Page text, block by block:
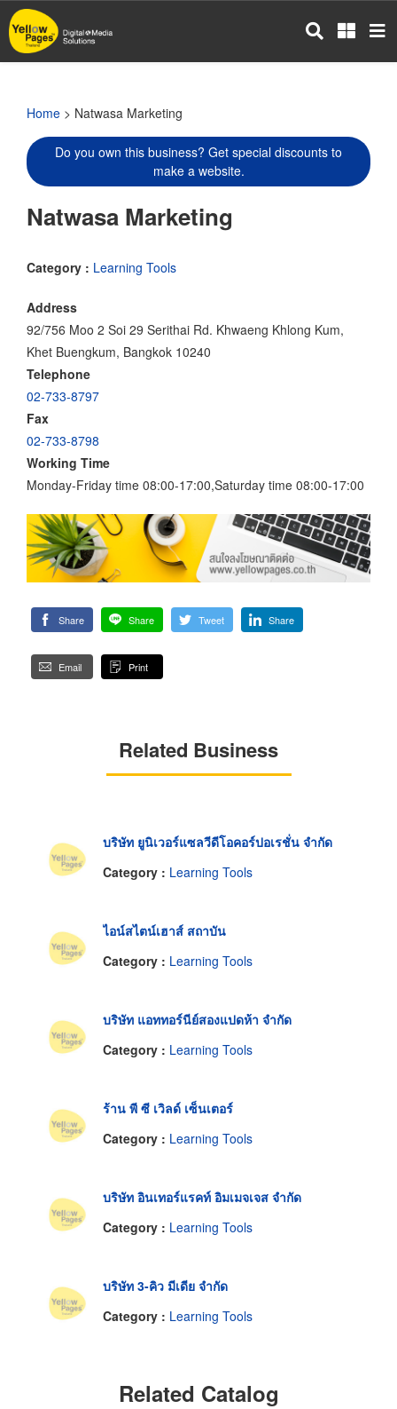
Skip
to
main
Home > Natwasa Marketing
Do you own this business? Get special discounts to
make a website.
Natwasa Marketing
Category : Learning Tools
Address
92/756 Moo 2 Soi 29 Serithai Rd. Khwaeng Khlong Kum,
Khet Buengkum, Bangkok 10240
Telephone
02-733-8797
Fax
02-733-8798
Working Time
Monday-Friday time 08:00-17:00,Saturday time 08:00-17:00
Share Share Tweet Share
Email Print
Related Business
บริษัท ยูนิเวอร์แซลวีดีโอคอร์ปอเรชั่น จำกัด
Category : Learning Tools
ไอน์สไตน์เฮาส์ สถาบัน
Category : Learning Tools
บริษัท แอททอร์นีย์สองแปดห้า จำกัด
Category : Learning Tools
ร้าน พี ซี เวิลด์ เซ็นเตอร์
Category : Learning Tools
บริษัท อินเทอร์แรคท์ อิมเมจเจส จำกัด
Category : Learning Tools
บริษัท 3-คิว มีเดีย จำกัด
Category : Learning Tools
Related Catalog